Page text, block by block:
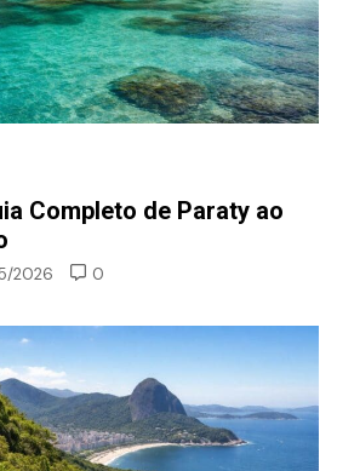
Completo de Paraty ao
2026 0